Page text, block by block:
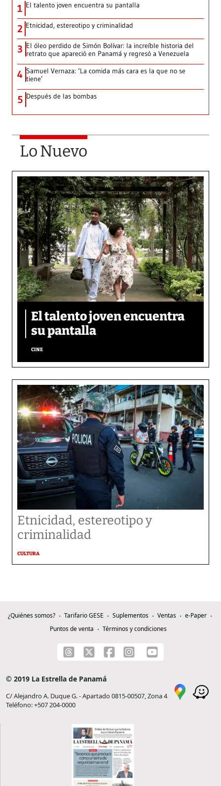
1 El talento joven encuentra su pantalla​
2 Etnicidad, estereotipo y criminalidad
3 El óleo perdido de Simón Bolívar: la increíble historia del
retrato que apareció en Panamá y regresó a Venezuela
4 Samuel Vernaza: ‘La comida más cara es la que no se
tiene’
5 Después de las bombas
Lo Nuevo
El talento joven encuentra
su pantalla​
CINE
Etnicidad, estereotipo y
criminalidad
CULTURA
¿Quiénes somos? Tarifario GESE Suplementos Ventas
e-Paper
Puntos de venta
Términos y condiciones
© 2019 La Estrella de Panamá
C/ Alejandro A. Duque G. - Apartado 0815-00507, Zona 4
Teléfono: +507 204-0000